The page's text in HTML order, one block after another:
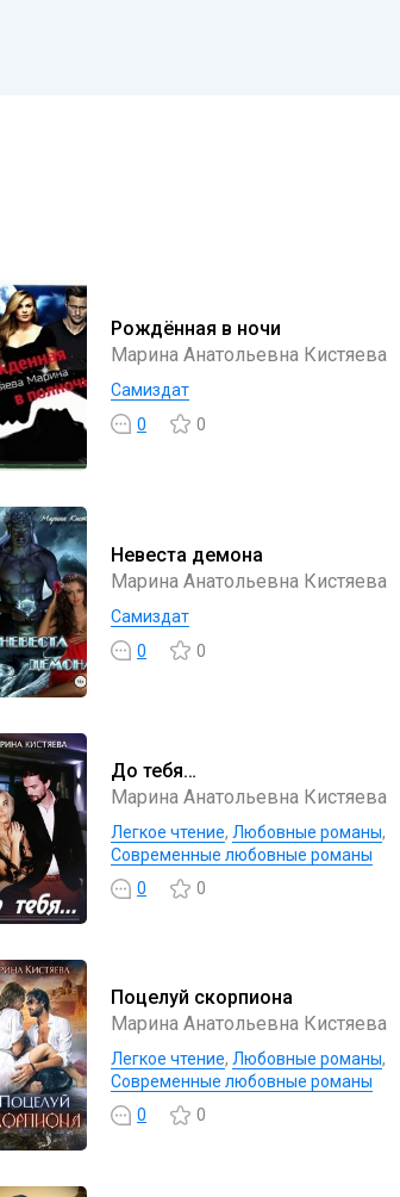
Рождённая в ночи
Марина Анатольевна Кистяева
Самиздат
0
0
Невеста демона
Марина Анатольевна Кистяева
Самиздат
0
0
До тебя…
Марина Анатольевна Кистяева
Легкое чтение, Любовные романы,
Современные любовные романы
0
0
Поцелуй скорпиона
Марина Анатольевна Кистяева
Легкое чтение, Любовные романы,
Современные любовные романы
0
0